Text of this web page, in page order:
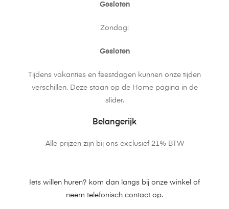
Gesloten
Zondag:
Gesloten
Tijdens vakanties en feestdagen kunnen onze tijden
verschillen. Deze staan op de Home pagina in de
slider.
Belangerijk
Alle prijzen zijn bij ons exclusief 21% BTW
Iets willen huren? kom dan langs bij onze winkel of
neem telefonisch contact op.